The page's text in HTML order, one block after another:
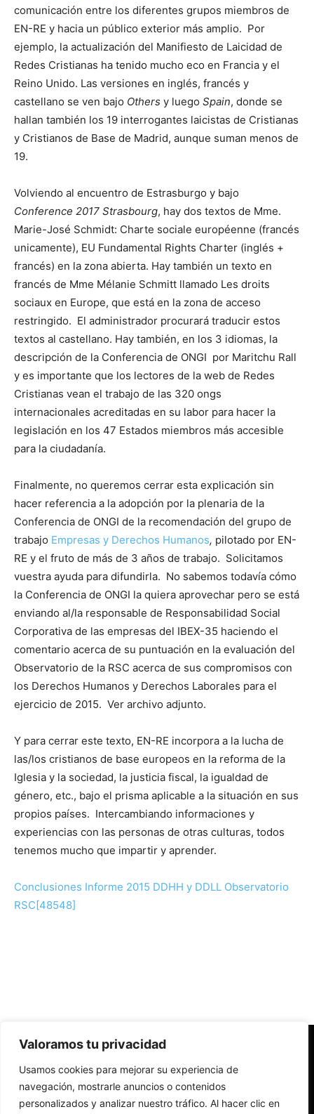
Valoramos tu privacidad
Usamos cookies para mejorar su experiencia de
navegación, mostrarle anuncios o contenidos
personalizados y analizar nuestro tráfico. Al hacer clic en
comunicación entre los diferentes grupos miembros de
EN-RE y hacia un público exterior más amplio. Por
ejemplo, la actualización del Manifiesto de Laicidad de
Redes Cristianas ha tenido mucho eco en Francia y el
Reino Unido. Las versiones en inglés, francés y
castellano se ven bajo Others y luego Spain, donde se
hallan también los 19 interrogantes laicistas de Cristianas
y Cristianos de Base de Madrid, aunque suman menos de
19.
Volviendo al encuentro de Estrasburgo y bajo
Conference 2017 Strasbourg, hay dos textos de Mme.
Marie-José Schmidt: Charte sociale européenne (francés
unicamente), EU Fundamental Rights Charter (inglés +
francés) en la zona abierta. Hay también un texto en
francés de Mme Mélanie Schmitt llamado Les droits
sociaux en Europe, que está en la zona de acceso
restringido. El administrador procurará traducir estos
textos al castellano. Hay también, en los 3 idiomas, la
descripción de la Conferencia de ONGI por Maritchu Rall
y es importante que los lectores de la web de Redes
Cristianas vean el trabajo de las 320 ongs
internacionales acreditadas en su labor para hacer la
legislación en los 47 Estados miembros más accesible
para la ciudadanía.
Finalmente, no queremos cerrar esta explicación sin
hacer referencia a la adopción por la plenaria de la
Conferencia de ONGI de la recomendación del grupo de
trabajo Empresas y Derechos Humanos, pilotado por EN-
RE y el fruto de más de 3 años de trabajo. Solicitamos
vuestra ayuda para difundirla. No sabemos todavía cómo
la Conferencia de ONGI la quiera aprovechar pero se está
enviando al/la responsable de Responsabilidad Social
Corporativa de las empresas del IBEX-35 haciendo el
comentario acerca de su puntuación en la evaluación del
Observatorio de la RSC acerca de sus compromisos con
los Derechos Humanos y Derechos Laborales para el
ejercicio de 2015. Ver archivo adjunto.
Y para cerrar este texto, EN-RE incorpora a la lucha de
las/los cristianos de base europeos en la reforma de la
Iglesia y la sociedad, la justicia fiscal, la igualdad de
género, etc., bajo el prisma aplicable a la situación en sus
propios paí­ses. Intercambiando informaciones y
experiencias con las personas de otras culturas, todos
tenemos mucho que impartir y aprender.
Conclusiones Informe 2015 DDHH y DDLL Observatorio
RSC[48548]
Redes Cristianas
Una mirada alternativa sobre la Iglesia católica y la sociedad
- Colectivos de Redes Cristianas